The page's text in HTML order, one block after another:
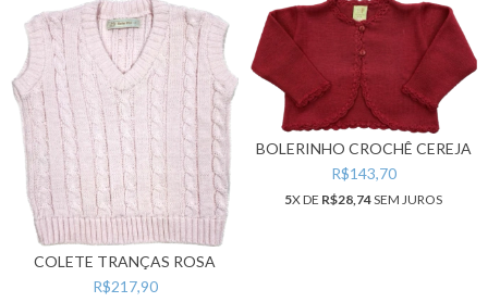
COLETE TRANÇAS ROSA
R$217,90
BOLERINHO CROCHÊ CEREJA
R$143,70
5X DE R$28,74SEM JUROS